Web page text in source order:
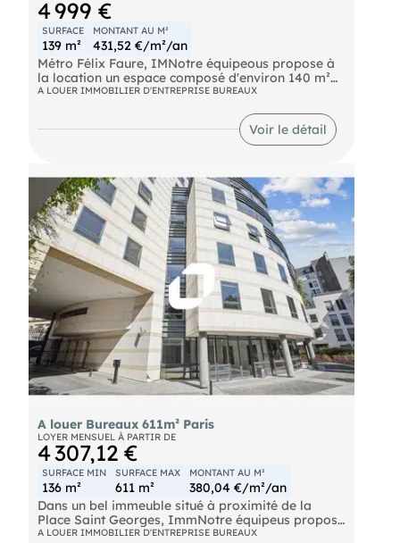
4 999 €
SURFACE
139 m²
MONTANT AU M²
431,52 €/m²/an
Métro Félix Faure, IMNotre équipeous propose à
la location un espace composé d'environ 140 m²
de bureaux.
Michels M10 - 380m Métro Duplex M6 - 810m RER
C - 890m Métro Convention M12 - 920m Bus Violet
70/88 - 140m Bus Charles Michels 42 - 210m
Boucicaut 62 - 310m
A LOUER IMMOBILIER D'ENTREPRISE BUREAUX
Voir le détail
A louer Bureaux 611m² Paris
LOYER MENSUEL À PARTIR DE
4 307,12 €
SURFACE MIN
136 m²
SURFACE MAX
611 m²
MONTANT AU M²
380,04 €/m²/an
Dans un bel immeuble situé à proximité de la
Place Saint Georges, ImmNotre équipeus propose
à la location des surfaces de bureaux fonctionnels
A LOUER IMMOBILIER D'ENTREPRISE BUREAUX